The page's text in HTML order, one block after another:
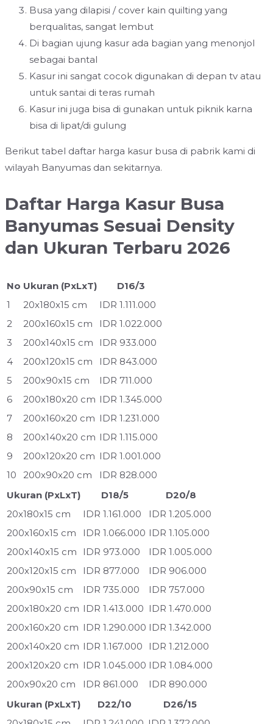
Busa yang dilapisi / cover kain quilting yang
berqualitas, sangat lembut
Di bagian ujung kasur ada bagian yang menonjol
sebagai bantal
Kasur ini sangat cocok digunakan di depan tv atau
untuk santai di teras rumah
Kasur ini juga bisa di gunakan untuk piknik karna
bisa di lipat/di gulung
Berikut tabel daftar harga kasur busa di pabrik kami di
wilayah Banyumas dan sekitarnya.
Daftar Harga Kasur Busa
Banyumas Sesuai Density
dan Ukuran Terbaru 2026
No Ukuran (PxLxT)
D16/3
1
20x180x15 cm
IDR 1.111.000
2
200x160x15 cm
IDR 1.022.000
3
200x140x15 cm
IDR 933.000
4
200x120x15 cm
IDR 843.000
5
200x90x15 cm
IDR 711.000
6
200x180x20 cm IDR 1.345.000
7
200x160x20 cm IDR 1.231.000
8
200x140x20 cm IDR 1.115.000
9
200x120x20 cm IDR 1.001.000
10
200x90x20 cm
IDR 828.000
Ukuran (PxLxT)
D18/5
D20/8
20x180x15 cm
IDR 1.161.000
IDR 1.205.000
200x160x15 cm
IDR 1.066.000 IDR 1.105.000
200x140x15 cm
IDR 973.000
IDR 1.005.000
200x120x15 cm
IDR 877.000
IDR 906.000
200x90x15 cm
IDR 735.000
IDR 757.000
200x180x20 cm IDR 1.413.000 IDR 1.470.000
200x160x20 cm IDR 1.290.000 IDR 1.342.000
200x140x20 cm IDR 1.167.000
IDR 1.212.000
200x120x20 cm IDR 1.045.000 IDR 1.084.000
200x90x20 cm
IDR 861.000
IDR 890.000
Ukuran (PxLxT)
D22/10
D26/15